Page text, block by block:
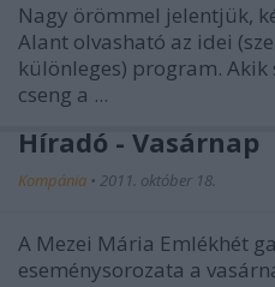
Nagy örömmel jelentjük,
Alant olvasható az idei
különleges) program.
cseng a ...
Híradó - Vasárnap
Kompánia • 2011. október 18.
A Mezei Mária Emlékhét
eseménysorozata a